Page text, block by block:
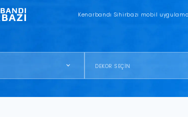
Kenarbandı Sihirbazı mobil
DEKOR SEÇİN